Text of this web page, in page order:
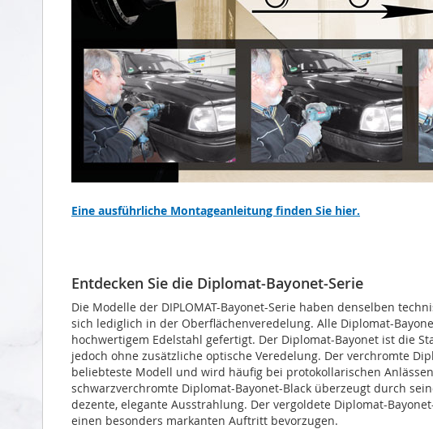
Eine ausführliche Montageanleitung finden Sie hier.
Entdecken Sie die Diplomat-Bayonet-Serie
Die Modelle der DIPLOMAT-Bayonet-Serie haben denselben
sich lediglich in der Oberflächenveredelung. Alle Diplomat-
hochwertigem Edelstahl gefertigt. Der Diplomat-Bayonet ist die
jedoch ohne zusätzliche optische Veredelung. Der verchromte
beliebteste Modell und wird häufig bei protokollarischen
schwarzverchromte Diplomat-Bayonet-Black überzeugt durch
dezente, elegante Ausstrahlung. Der vergoldete Diplomat-
einen besonders markanten Auftritt bevorzugen.